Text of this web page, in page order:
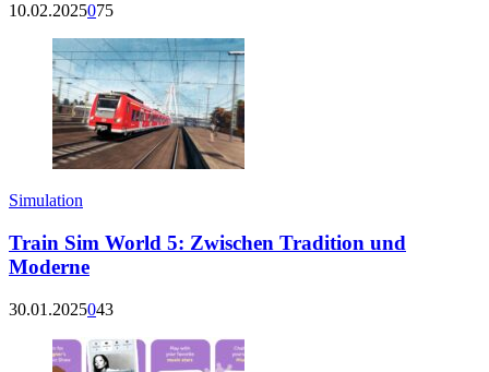
10.02.2025075
Simulation
Train Sim World 5: Zwischen Tradition und
Moderne
30.01.2025043